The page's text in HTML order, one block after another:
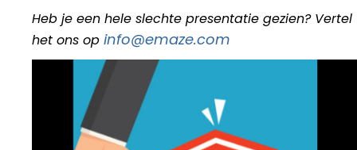
Heb je een hele slechte presentatie gezien? Vertel
het ons op info@emaze.com